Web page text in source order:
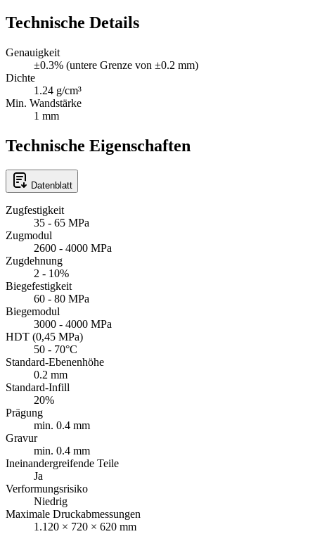
Technische Details
Genauigkeit
±0.3% (untere Grenze von ±0.2 mm)
Dichte
1.24 g/cm³
Min. Wandstärke
1 mm
Technische Eigenschaften
Datenblatt
Zugfestigkeit
35 - 65 MPa
Zugmodul
2600 - 4000 MPa
Zugdehnung
2 - 10%
Biegefestigkeit
60 - 80 MPa
Biegemodul
3000 - 4000 MPa
HDT (0,45 MPa)
50 - 70°C
Standard-Ebenenhöhe
0.2 mm
Standard-Infill
20%
Prägung
min. 0.4 mm
Gravur
min. 0.4 mm
Ineinandergreifende Teile
Ja
Verformungsrisiko
Niedrig
Maximale Druckabmessungen
1.120 × 720 × 620 mm